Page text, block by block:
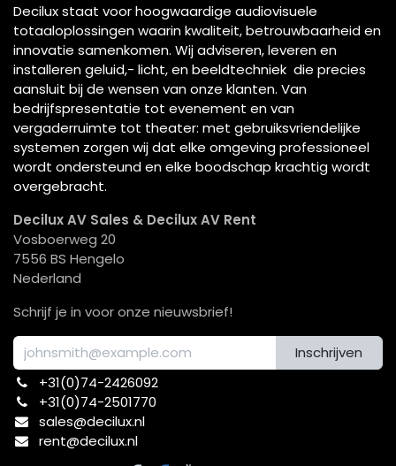
Decilux staat voor hoogwaardige audiovisuele
totaaloplossingen waarin kwaliteit, betrouwbaarheid en
innovatie samenkomen. Wij adviseren, leveren en
installeren geluid,- licht, en beeldtechniek die precies
aansluit bij de wensen van onze klanten. Van
bedrijfspresentatie tot evenement en van
vergaderruimte tot theater: met gebruiksvriendelijke
systemen zorgen wij dat elke omgeving professioneel
wordt ondersteund en elke boodschap krachtig wordt
overgebracht.
Decilux AV Sales & Decilux AV Rent
Vosboerweg 20
7556 BS Hengelo
Nederland
Schrijf je in voor onze nieuwsbrief!
Inschrijven
+31(0)74-2426092​
+31(0)74-2501770
sales@decilux.nl
rent@decilux.nl